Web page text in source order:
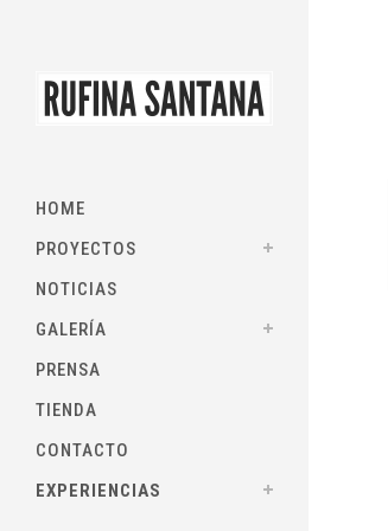
HOME
PROYECTOS
NOTICIAS
GALERÍA
PRENSA
TIENDA
CONTACTO
EXPERIENCIAS